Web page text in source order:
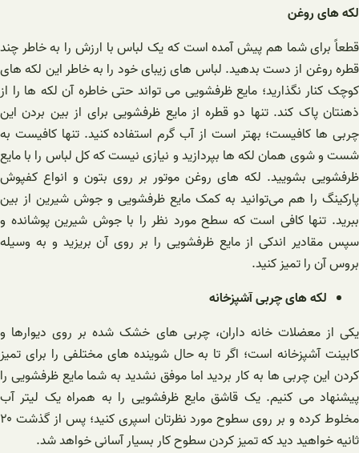
لکه های روغن
قطعاً برای شما هم پیش آمده است که یک لباس با ارزش را به خاطر چند
قطره روغن از دست بدهید. لباس های زیبای خود را به خاطر این لکه های
کوچک کنار نگذارید؛ مایع ظرفشویی می تواند حتی خاطره آن لکه ها را از
ذهنتان پاک کند. تنها دو قطره از مایع ظرفشویی برای از بین بردن این
چربی ها کافیست؛ بهتر است از آب گرم استفاده کنید. تنها کافیست به
شست و شوی همان لکه ها بپردازید و نیازی نیست که کل لباس را با مایع
ظرفشویی بشویید. لکه های روغن موتور بر روی بتون و انواع کفپوش
پارکینگ را هم می‌توانید به کمک مایع ظرفشویی و جوش شیرین از بین
ببرید. تنها کافی است که سطح مورد نظر را با جوش شیرین پوشانده و
سپس مقادیر اندکی از مایع ظرفشویی را بر روی آن بریزید و به وسیله
بروس آن را تمیز کنید.
لکه های چربی آشپزخانه
یکی از معضلات خانه داران، چربی های خشک شده بر روی دیوارها و
کابینت آشپزخانه است؛ اگر تا به حال شوینده های مختلفی را برای تمیز
کردن این چربی ها به کار بردید اما موفق نشدید به شما مایع ظرفشویی را
پیشنهاد می کنیم. یک قاشق مایع ظرفشویی را به همراه یک لیتر آب
مخلوط کرده و بر روی سطوح مورد نظرتان اسپری کنید؛ پس از گذشت ۲۰
ثانیه خواهید دید که تمیز کردن سطوح کار بسیار آسانی خواهد شد.